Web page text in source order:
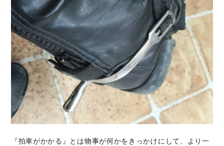
『拍車がかかる』とは物事が何かをきっかけにして、より一